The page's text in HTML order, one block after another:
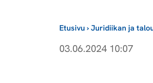
Etusivu ›Juridiikan ja
03.06.2024 10:07